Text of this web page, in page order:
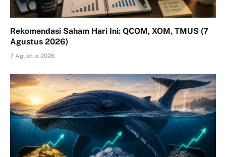
Rekomendasi Saham Hari Ini: QCOM, XOM, TMUS (7
Agustus 2026)
7 Agustus 2026